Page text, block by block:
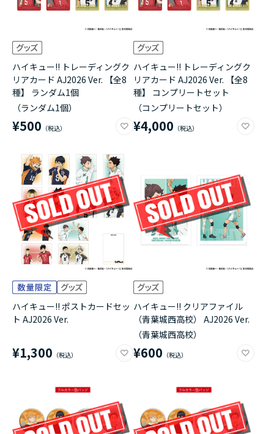
ハイキュー!! トレーディングク
リアカード AJ2026 Ver. 【全8
種】 ランダム1個
（ランダム1個）
¥500
ハイキュー!! トレーディングク
リアカード AJ2026 Ver. 【全8
種】 コンプリートセット
（コンプリートセット）
¥4,000
ハイキュー!! ポストカードセッ
ト AJ2026 Ver.
¥1,300
ハイキュー!! クリアファイル
（青葉城西高校） AJ2026 Ver.
（青葉城西高校）
¥600